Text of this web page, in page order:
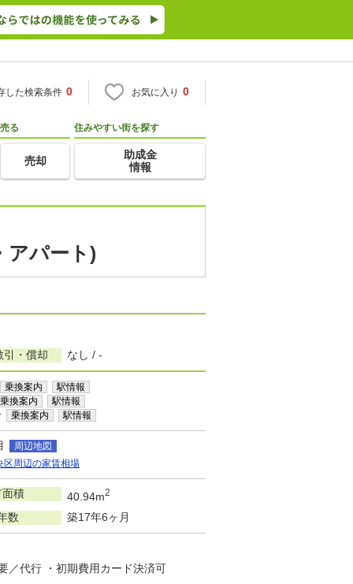
した検索条件 0 お気に入り 0
売る
売却
住みやすい街を探す
助成金
情報
アパート)
引・償却 なし / -
乗換案内 駅情報
乗換案内 駅情報
乗換案内 駅情報
周辺地図
区周辺の家賃相場
面積 40.94m2
数 築17年6ヶ月
／代行 ・初期費用カード決済可